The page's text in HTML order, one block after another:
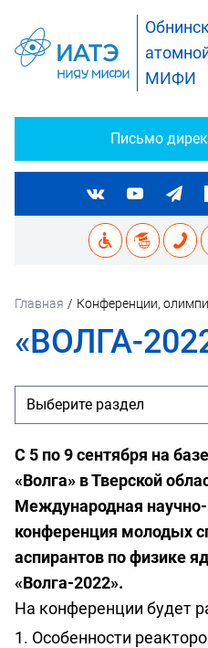
МИФИ
Письмо
Главная / Конференции,
«ВОЛГА-
С 5 по 9 сентября на
«Волга» в Тверской
Международная
конференция молодых
аспирантов по физике
«Волга-2022».
На конференции будет
Особенности